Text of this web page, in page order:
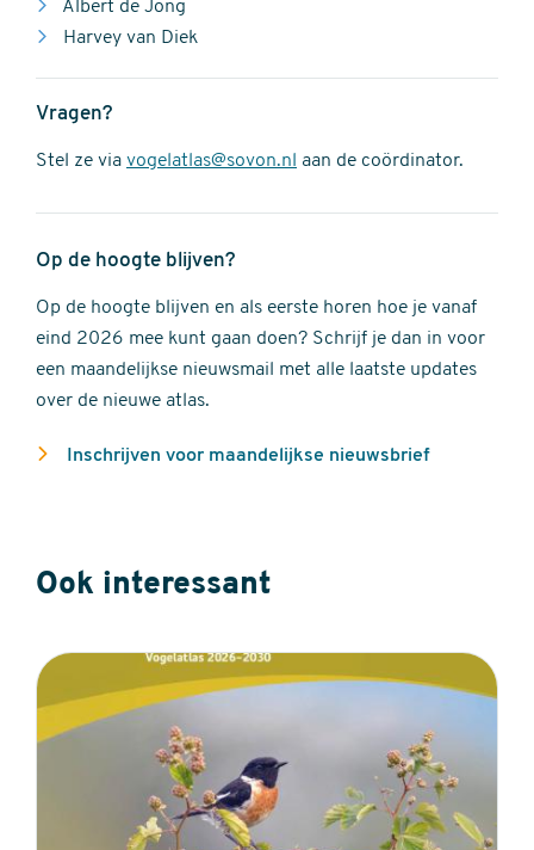
Albert de Jong
Harvey van Diek
Vragen?
Stel ze via vogelatlas@sovon.nl aan de coördinator.
Op de hoogte blijven?
Op de hoogte blijven en als eerste horen hoe je vanaf
eind 2026 mee kunt gaan doen? Schrijf je dan in voor
een maandelijkse nieuwsmail met alle laatste updates
over de nieuwe atlas.
Inschrijven voor maandelijkse nieuwsbrief
Ook interessant